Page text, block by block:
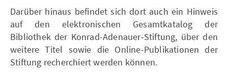
Darüber hinaus befindet sich dort auch ein Hinweis
auf den elektronischen Gesamtkatalog der
Bibliothek der Konrad-Adenauer-Stiftung, über den
weitere Titel sowie die Online-Publikationen der
Stiftung recherchiert werden können.